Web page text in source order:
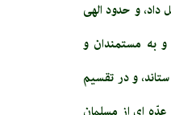
و حدود الهى
و به مستمندان و
و در تقسيم